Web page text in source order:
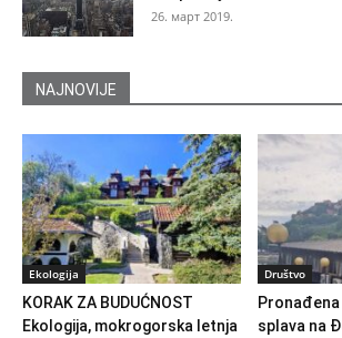
26. март 2019.
NAJNOVIJE
Ekologija
KORAK ZA BUDUĆNOST
Ekologija, mokrogorska letnja
Društvo
splava na